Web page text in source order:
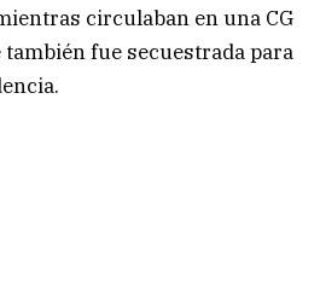
circulaban en una CG
también fue secuestrada para